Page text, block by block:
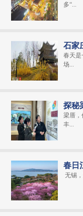
多“...
石家
春天
场...
探秘
梁厝，
丰...
春日
无锡